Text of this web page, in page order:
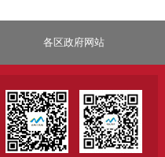
各区政府网站